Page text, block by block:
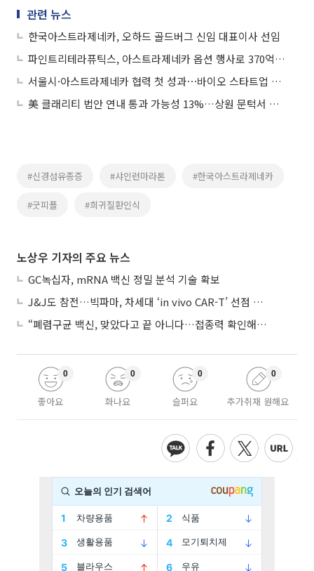
관련 뉴스
한국아스트라제네카, 오하드 골드버그 신임 대표이사 선임
파인트리테라퓨틱스, 아스트라제네카 옵션 행사로 370억원 확보
서울시·아스트라제네카 협력 첫 성과⋯바이오 스타트업 2곳 글로벌 진출 지원
美 클래리티 법안 연내 통과 가능성 13%…상원 문턱서 제동
#신경섬유종증 #샤인런마라톤 #한국아스트라제네카
#굿피플 #희귀질환인식
노상우 기자의 주요 뉴스
GC녹십자, mRNA 백신 정밀 분석 기술 확보
J&J도 참전…빅파마, 차세대 ‘in vivo CAR-T’ 선점 경쟁 본격화
“폐렴구균 백신, 맞았다고 끝 아니다…접종력 확인해야”
좋아요
0
화나요
0
슬퍼요
0
추가취재 원해요
0